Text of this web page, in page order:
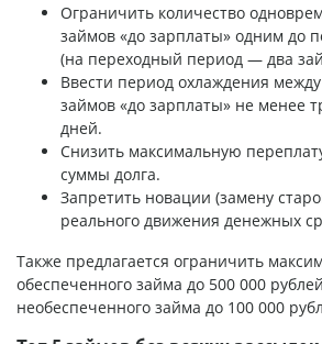
Ограничить количество
займов «до зарплаты» одним до
(на переходный период — два
Ввести период охлаждения
займов «до зарплаты» не менее
дней.
Снизить максимальную
суммы долга.
Запретить новации (замену
реального движения денежных
Также предлагается ограничить
обеспеченного займа до 500 000
необеспеченного займа до 100 000